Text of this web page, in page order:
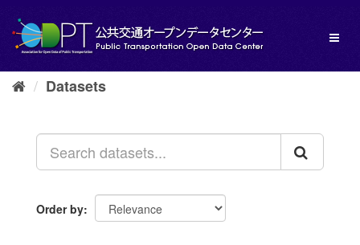
content
Datasets
Order by